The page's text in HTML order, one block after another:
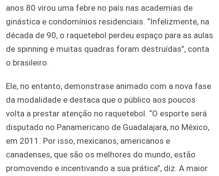
anos 80 virou uma febre no país nas academias de
ginástica e condomínios residenciais. “Infelizmente, na
década de 90, o raquetebol perdeu espaço para as aulas
de spinning e muitas quadras foram destruídas”, conta
o brasileiro.
Ele, no entanto, demonstrase animado com a nova fase
da modalidade e destaca que o público aos poucos
volta a prestar atenção no raquetebol. “O esporte será
disputado no Panamericano de Guadalajara, no México,
em 2011. Por isso, mexicanos, americanos e
canadenses, que são os melhores do mundo, estão
promovendo e incentivando a sua prática”, diz. A maior